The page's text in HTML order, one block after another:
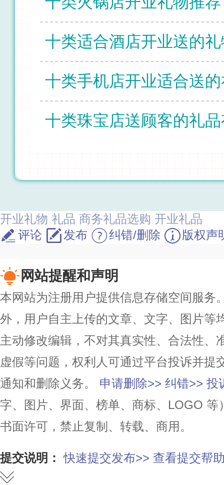
开业礼物 礼品 商务礼品选购 开业礼品
评论
发布 纠错/删除 版权声
网站提醒和声明
本网站为注册用户提供信息存储空间服务
外，用户自主上传的文章、文字、图片等
主动修改编辑，不对其真实性、合法性、
虚假等问题，权利人可通过平台投诉并提
通知和删除义务。
申请删除>> 纠错>> 投
字、图片、界面、榜单、商标、LOGO
书面许可，禁止复制、转载、商用。
提交说明： 快速提交发布>> 查看提交帮